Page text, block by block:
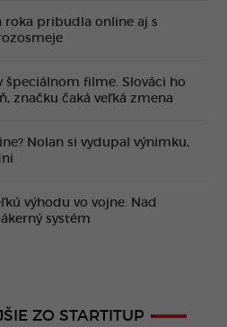
roka pribudla online aj s
špeciálnom filme. Slováci ho
značku čaká veľká zmena
Nolan si vydupal výnimku,
výhodu vo vojne. Nad
systém
ZO STARTITUP